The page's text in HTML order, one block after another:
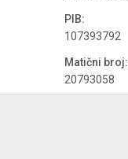
PIB:
107393792
Matični broj:
20793058